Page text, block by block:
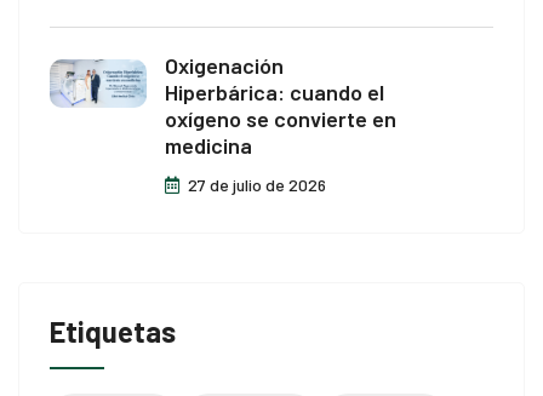
Oxigenación
Hiperbárica: cuando el
oxígeno se convierte en
medicina
27 de julio de 2026
Etiquetas